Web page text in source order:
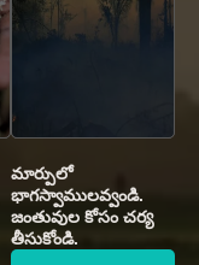
మార్పులో
భాగస్వాములవ్వండి.
జంతువుల కోసం చర్య
తీసుకోండి.